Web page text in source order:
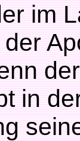
im
in